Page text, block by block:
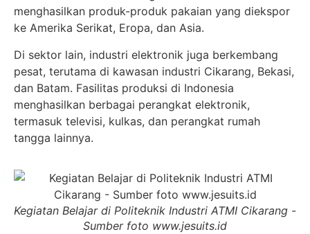
menghasilkan produk-produk pakaian yang diekspor
ke Amerika Serikat, Eropa, dan Asia.
Di sektor lain, industri elektronik juga berkembang
pesat, terutama di kawasan industri Cikarang, Bekasi,
dan Batam. Fasilitas produksi di Indonesia
menghasilkan berbagai perangkat elektronik,
termasuk televisi, kulkas, dan perangkat rumah
tangga lainnya.
Kegiatan Belajar di Politeknik Industri ATMI Cikarang -
Sumber foto www.jesuits.id